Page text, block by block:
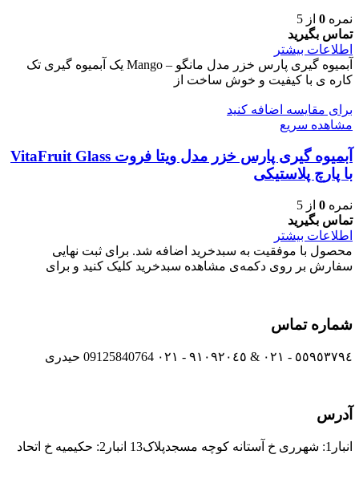
نمره 0 از 5
تماس بگیرید
اطلاعات بیشتر
آبمیوه گیری پارس خزر مدل مانگو – Mango یک آبمیوه گیری تک
کاره ی با کیفیت و خوش ساخت از
برای مقایسه اضافه کنید
مشاهده سریع
آبمیوه گیری پارس خزر مدل ویتا فروت VitaFruit Glass
با پارچ پلاستیکی
نمره 0 از 5
تماس بگیرید
اطلاعات بیشتر
محصول با موفقیت به سبدخرید اضافه شد. برای ثبت نهایی
سفارش بر روی دکمه‌ی مشاهده سبدخرید کلیک کنید و برای
شماره تماس
٥٥٩٥٣٧٩٤ - ٠٢١ & ٩١٠٩٢٠٤٥ - ٠٢١ 09125840764 حیدری
آدرس
انبار1: شهرری خ آستانه کوچه مسجدپلاک13 انبار2: حکیمیه خ اتحاد